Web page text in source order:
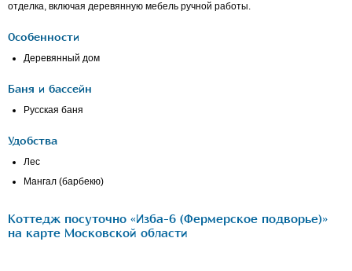
отделка, включая деревянную мебель ручной работы.
Особенности
Деревянный дом
Баня и бассейн
Русская баня
Удобства
Лес
Мангал (барбекю)
Коттедж посуточно «Изба-6 (Фермерское подворье)»
на карте Московской области